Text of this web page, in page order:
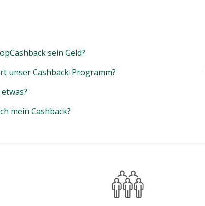
sein Geld?
unser Cashback-Programm?
mein Cashback?